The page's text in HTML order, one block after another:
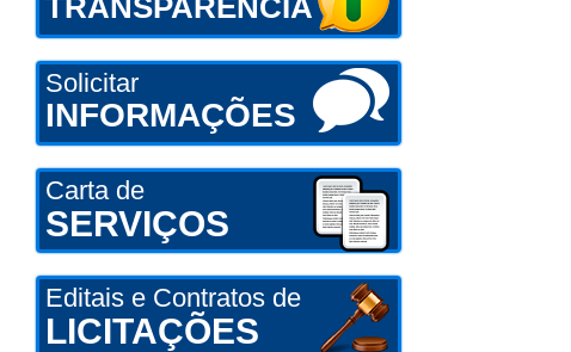
TRANSPARÊNCIA
Solicitar
INFORMAÇÕES
Carta de
SERVIÇOS
Editais e Contratos de
LICITAÇÕES